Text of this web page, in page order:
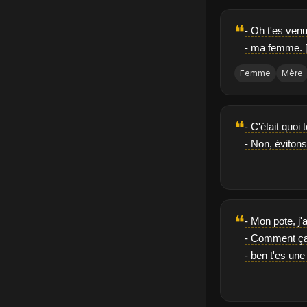
❝- Oh t'es
- ma femme.
Femme Mère
❝- C'était quoi
- Non,
❝- Mon pote,
- Comment
- ben t'es